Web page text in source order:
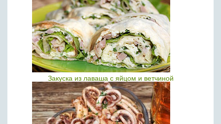
Закуска из лаваша с яйцом и ветчиной